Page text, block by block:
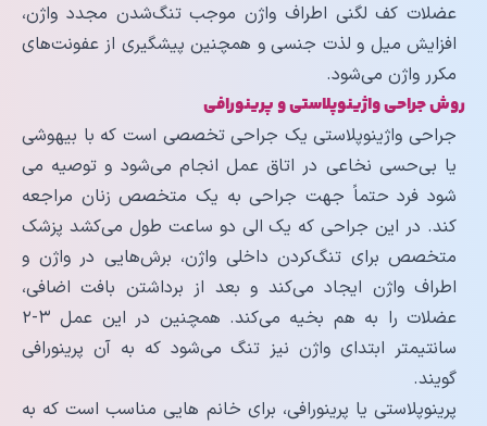
عضلات کف لگنی اطراف واژن موجب تنگ‌شدن مجدد واژن،
افزایش میل و لذت جنسی و همچنین پیشگیری از عفونت‌های
مکرر واژن می‌شود.
روش جراحی واژینوپلاستی و پرینورافی
جراحی واژینوپلاستی یک جراحی تخصصی است که با بیهوشی
یا ‌بی‌حسی نخاعی در اتاق عمل انجام می‌شود و توصیه می
شود فرد حتماً جهت جراحی به یک متخصص زنان مراجعه
کند. در این جراحی که یک الی دو ساعت طول می‌کشد پزشک
متخصص برای تنگ‌کردن داخلی واژن، برش‌هایی در واژن و
اطراف واژن ایجاد می‌کند و بعد از برداشتن بافت اضافی،
عضلات را به هم بخیه می‌کند. همچنین در این عمل ۳-۲
سانتیمتر ابتدای واژن نیز تنگ می‌شود که به آن پرینورافی
گویند.
پرینوپلاستی یا پرینورافی، برای خانم هایی مناسب است که به